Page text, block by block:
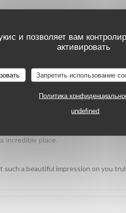
и позволяет вам
активировать
Запретить использование
Политика
undefined
service à l'ambiance en passant
incredible place.
a beautiful impression on you